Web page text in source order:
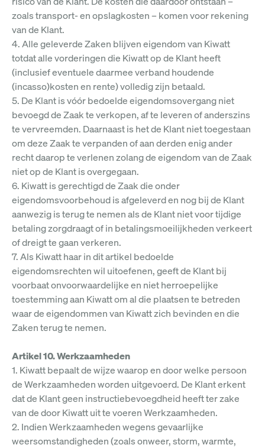
zoals transport- en opslagkosten – komen voor rekening
van de Klant.
4. Alle geleverde Zaken blijven eigendom van Kiwatt
totdat alle vorderingen die Kiwatt op de Klant heeft
(inclusief eventuele daarmee verband houdende
(incasso)kosten en rente) volledig zijn betaald.
5. De Klant is vóór bedoelde eigendomsovergang niet
bevoegd de Zaak te verkopen, af te leveren of anderszins
te vervreemden. Daarnaast is het de Klant niet toegestaan
om deze Zaak te verpanden of aan derden enig ander
recht daarop te verlenen zolang de eigendom van de Zaak
niet op de Klant is overgegaan.
6. Kiwatt is gerechtigd de Zaak die onder
eigendomsvoorbehoud is afgeleverd en nog bij de Klant
aanwezig is terug te nemen als de Klant niet voor tijdige
betaling zorgdraagt of in betalingsmoeilijkheden verkeert
of dreigt te gaan verkeren.
7. Als Kiwatt haar in dit artikel bedoelde
eigendomsrechten wil uitoefenen, geeft de Klant bij
voorbaat onvoorwaardelijke en niet herroepelijke
toestemming aan Kiwatt om al die plaatsen te betreden
waar de eigendommen van Kiwatt zich bevinden en die
Zaken terug te nemen.
Artikel 10. Werkzaamheden
1. Kiwatt bepaalt de wijze waarop en door welke persoon
de Werkzaamheden worden uitgevoerd. De Klant erkent
dat de Klant geen instructiebevoegdheid heeft ter zake
van de door Kiwatt uit te voeren Werkzaamheden.
2. Indien Werkzaamheden wegens gevaarlijke
weersomstandigheden (zoals onweer, storm, warmte,